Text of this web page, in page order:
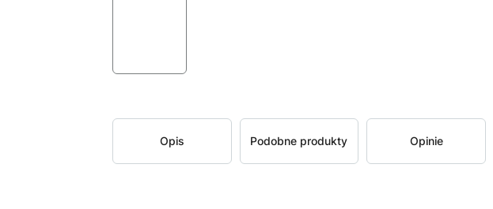
Opis Podobne produkty Opinie